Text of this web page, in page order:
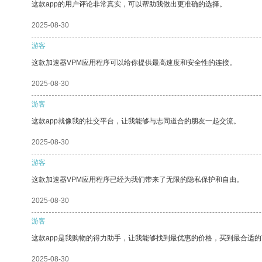
这款app的用户评论非常真实，可以帮助我做出更准确的选择。
2025-08-30
游客
这款加速器VPM应用程序可以给你提供最高速度和安全性的连接。
2025-08-30
游客
这款app就像我的社交平台，让我能够与志同道合的朋友一起交流。
2025-08-30
游客
这款加速器VPM应用程序已经为我们带来了无限的隐私保护和自由。
2025-08-30
游客
这款app是我购物的得力助手，让我能够找到最优惠的价格，买到最合适
2025-08-30